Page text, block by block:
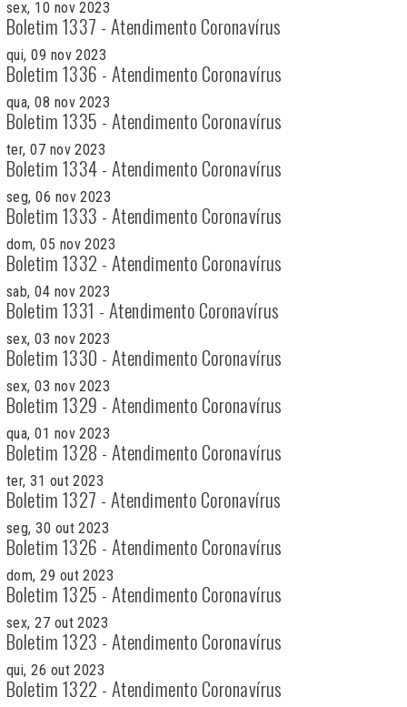
sex, 10 nov 2023
Boletim 1337 - Atendimento Coronavírus
qui, 09 nov 2023
Boletim 1336 - Atendimento Coronavírus
qua, 08 nov 2023
Boletim 1335 - Atendimento Coronavírus
ter, 07 nov 2023
Boletim 1334 - Atendimento Coronavírus
seg, 06 nov 2023
Boletim 1333 - Atendimento Coronavírus
dom, 05 nov 2023
Boletim 1332 - Atendimento Coronavírus
sab, 04 nov 2023
Boletim 1331 - Atendimento Coronavírus
sex, 03 nov 2023
Boletim 1330 - Atendimento Coronavírus
sex, 03 nov 2023
Boletim 1329 - Atendimento Coronavírus
qua, 01 nov 2023
Boletim 1328 - Atendimento Coronavírus
ter, 31 out 2023
Boletim 1327 - Atendimento Coronavírus
seg, 30 out 2023
Boletim 1326 - Atendimento Coronavírus
dom, 29 out 2023
Boletim 1325 - Atendimento Coronavírus
sex, 27 out 2023
Boletim 1323 - Atendimento Coronavírus
qui, 26 out 2023
Boletim 1322 - Atendimento Coronavírus